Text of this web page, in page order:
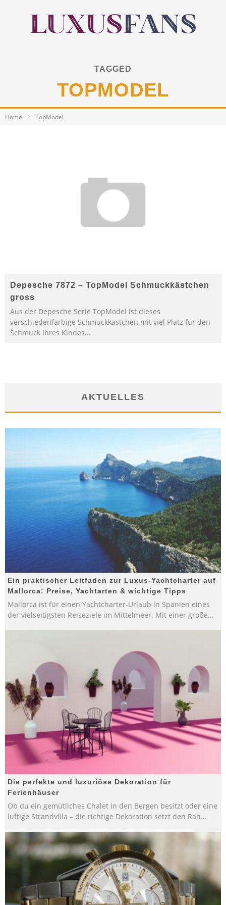
TAGGED
TOPMODEL
Home TopModel
Depesche 7872 – TopModel Schmuckkästchen
gross
Aus der Depesche Serie TopModel ist dieses
verschiedenfarbige Schmuckkästchen mit viel Platz für den
Schmuck Ihres Kindes...
AKTUELLES
Ein praktischer Leitfaden zur Luxus-Yachtcharter auf
Mallorca: Preise, Yachtarten & wichtige Tipps
Mallorca ist für einen Yachtcharter-Urlaub in Spanien eines
der vielseitigsten Reiseziele im Mittelmeer. Mit einer große...
Die perfekte und luxuriöse Dekoration für
Ferienhäuser
Ob du ein gemütliches Chalet in den Bergen besitzt oder eine
luftige Strandvilla – die richtige Dekoration setzt den Rah...